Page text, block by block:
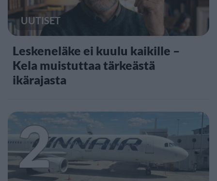
UUTISET
Leskeneläke ei kuulu kaikille –
Kela muistuttaa tärkeästä
ikärajasta
2